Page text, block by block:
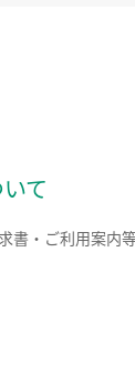
て
書・ご利用案内